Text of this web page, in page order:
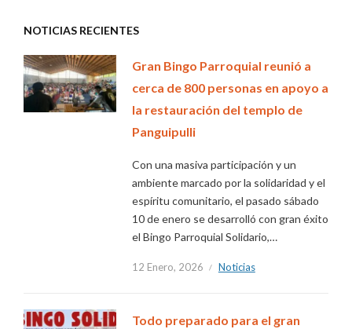
NOTICIAS RECIENTES
Gran Bingo Parroquial reunió a
cerca de 800 personas en apoyo a
la restauración del templo de
Panguipulli
Con una masiva participación y un
ambiente marcado por la solidaridad y el
espíritu comunitario, el pasado sábado
10 de enero se desarrolló con gran éxito
el Bingo Parroquial Solidario,…
12 Enero, 2026 Noticias
Todo preparado para el gran